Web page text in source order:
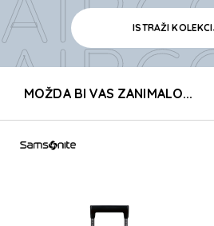
ISTRAŽI
MOŽDA BI VAS ZANIMALO...